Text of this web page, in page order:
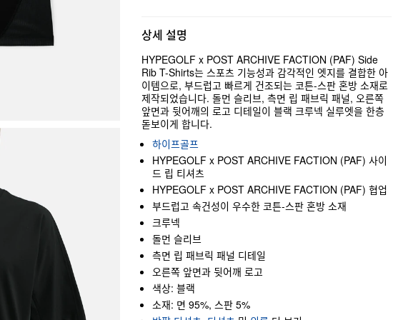
상세 설명
HYPEGOLF x POST ARCHIVE FACTION (PAF) Side
Rib T-Shirts는 스포츠 기능성과 감각적인 엣지를 결합한 아
이템으로, 부드럽고 빠르게 건조되는 코튼-스판 혼방 소재로
제작되었습니다. 돌먼 슬리브, 측면 립 패브릭 패널, 오른쪽
앞면과 뒷어깨의 로고 디테일이 블랙 크루넥 실루엣을 한층
돋보이게 합니다.
하이프골프
HYPEGOLF x POST ARCHIVE FACTION (PAF) 사이
드 립 티셔츠
HYPEGOLF x POST ARCHIVE FACTION (PAF) 협업
부드럽고 속건성이 우수한 코튼-스판 혼방 소재
크루넥
돌먼 슬리브
측면 립 패브릭 패널 디테일
오른쪽 앞면과 뒷어깨 로고
색상: 블랙
소재: 면 95%, 스판 5%